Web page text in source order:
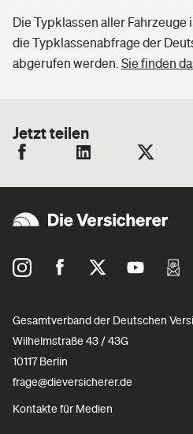
Die Typklassen aller Fahrzeuge
die Typklassenabfrage der
abgerufen werden. Sie finden
Jetzt teilen
Gesamtverband der Deutschen
Wilhelmstraße 43 / 43G
10117 Berlin
frage@dieversicherer.de
Kontakte für Medien